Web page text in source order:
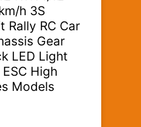
h 3S
Rally RC Car
Gear
LED Light
High
Models